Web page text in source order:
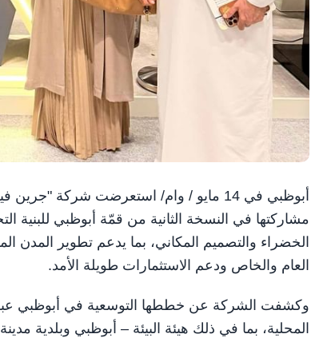
أبوظبي في 14 مايو / وام/ استعرضت شركة
الخضراء والتصميم المكاني، بما يدعم تطوير
العام والخاص ودعم الاستثمارات طويلة الأمد.
وكشفت الشركة عن خططها التوسعية في أبوظبي عبر
المحلية، بما في ذلك هيئة البيئة – أبوظبي وبلدية